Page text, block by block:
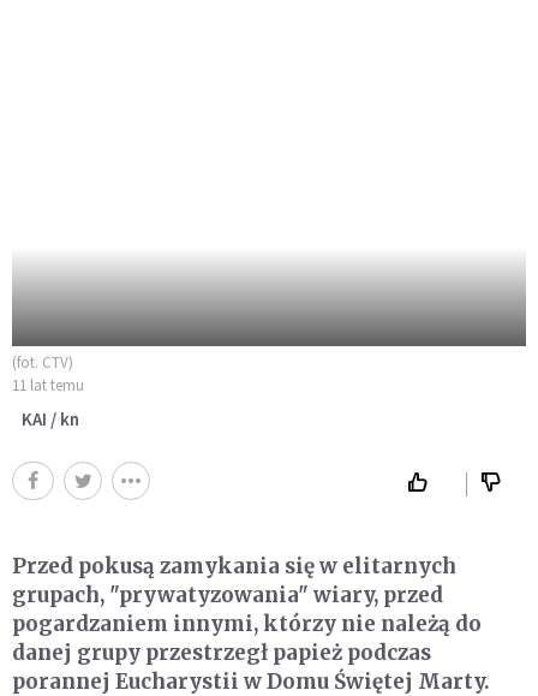
(fot. CTV)
11 lat temu
KAI / kn
Przed pokusą zamykania się w elitarnych
grupach, "prywatyzowania" wiary, przed
pogardzaniem innymi, którzy nie należą do
danej grupy przestrzegł papież podczas
porannej Eucharystii w Domu Świętej Marty.